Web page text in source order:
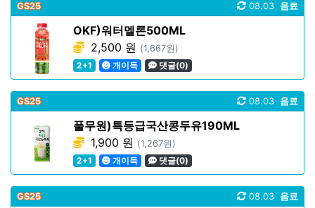
GS25 음료
08.03
OKF)워터멜론500ML
2,500 원 (1,667원)
2+1
개이득 댓글(0)
GS25 음료
08.03
풀무원)특등급국산콩두유190ML
1,900 원 (1,267원)
2+1
개이득 댓글(0)
GS25 음료
08.03